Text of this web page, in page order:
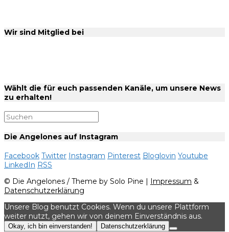
Wir sind Mitglied bei
Wählt die für euch passenden Kanäle, um unsere News
zu erhalten!
Die Angelones auf Instagram
Facebook Twitter Instagram Pinterest Bloglovin Youtube
LinkedIn RSS
© Die Angelones / Theme by Solo Pine | Impressum &
Datenschutzerklärung
Unsere Blog benutzt Cookies. Wenn du unsere Plattform
weiter nutzt, gehen wir von deinem Einverständnis aus.
Okay, ich bin einverstanden! Datenschutzerklärung